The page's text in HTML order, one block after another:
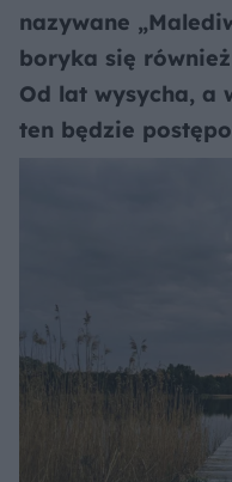
nazywane
boryka się
Od lat wysycha, a
ten będzie